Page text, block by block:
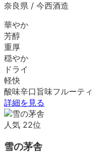
奈良県 / 今西酒造
華やか
芳醇
重厚
穏やか
ドライ
軽快
酸味辛口 旨味フルーティ
詳細を見る
人気 22位
雪の茅舎